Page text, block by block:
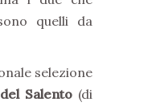
quelli da
selezione
Salento (di